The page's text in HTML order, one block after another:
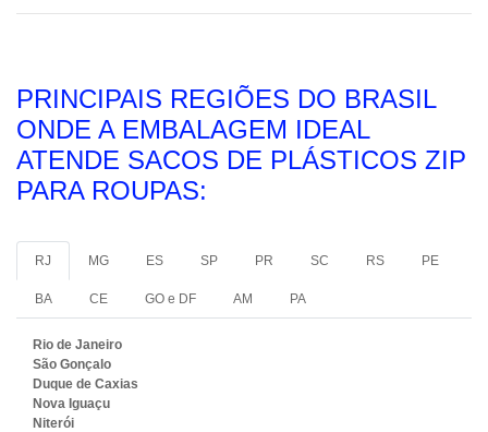
PRINCIPAIS REGIÕES DO BRASIL
ONDE A EMBALAGEM IDEAL
ATENDE SACOS DE PLÁSTICOS ZIP
PARA ROUPAS:
RJ MG ES SP PR SC RS PE
BA CE GO e DF AM PA
Rio de Janeiro
São Gonçalo
Duque de Caxias
Nova Iguaçu
Niterói